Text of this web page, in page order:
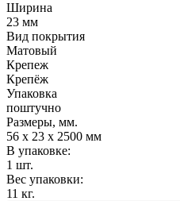
Ширина
23 мм
Вид покрытия
Матовый
Крепеж
Крепёж
Упаковка
поштучно
Размеры, мм.
56 х 23 х 2500 мм
В упаковке:
1 шт.
Вес упаковки:
11 кг.